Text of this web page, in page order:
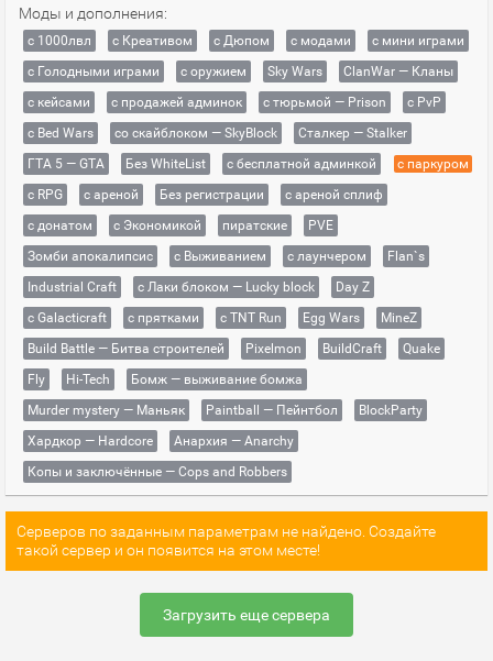
Моды и дополнения:
с 1000лвл c Креативом с Дюпом с модами
с мини играми
с Голодными играми
с оружием Sky Wars
ClanWar — Кланы
с кейсами
с продажей админок с тюрьмой — Prison
с PvP
с Bed Wars
со скайблоком — SkyBlock
Сталкер — Stalker
ГТА 5 — GTA
Без WhiteList с бесплатной админкой
с паркуром
с RPG
с ареной Без регистрации
с ареной сплиф
с донатом
с Экономикой пиратские
PVE
Зомби апокалипсис
с Выживанием с лаунчером
Flan`s
Industrial Craft
с Лаки блоком — Lucky block
Day Z
с Galacticraft
с прятками с TNT Run Egg Wars
MineZ
Build Battle — Битва строителей
Pixelmon BuildCraft
Quake
Fly
Hi-Tech
Бомж — выживание бомжа
Murder mystery — Маньяк
Paintball — Пейнтбол
BlockParty
Хардкор — Hardcore
Анархия — Anarchy
Копы и заключённые — Cops and Robbers
Серверов по заданным параметрам не найдено. Создайте
такой сервер и он появится на этом месте!
Загрузить еще сервера